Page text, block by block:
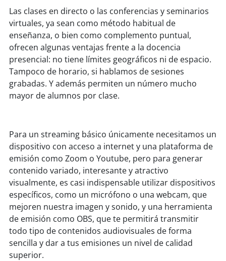
Las clases en directo o las conferencias y seminarios
virtuales, ya sean como método habitual de
enseñanza, o bien como complemento puntual,
ofrecen algunas ventajas frente a la docencia
presencial: no tiene límites geográficos ni de espacio.
Tampoco de horario, si hablamos de sesiones
grabadas. Y además permiten un número mucho
mayor de alumnos por clase.
Para un streaming básico únicamente necesitamos un
dispositivo con acceso a internet y una plataforma de
emisión como Zoom o Youtube, pero para generar
contenido variado, interesante y atractivo
visualmente, es casi indispensable utilizar dispositivos
específicos, como un micrófono o una webcam, que
mejoren nuestra imagen y sonido, y una herramienta
de emisión como OBS, que te permitirá transmitir
todo tipo de contenidos audiovisuales de forma
sencilla y dar a tus emisiones un nivel de calidad
superior.